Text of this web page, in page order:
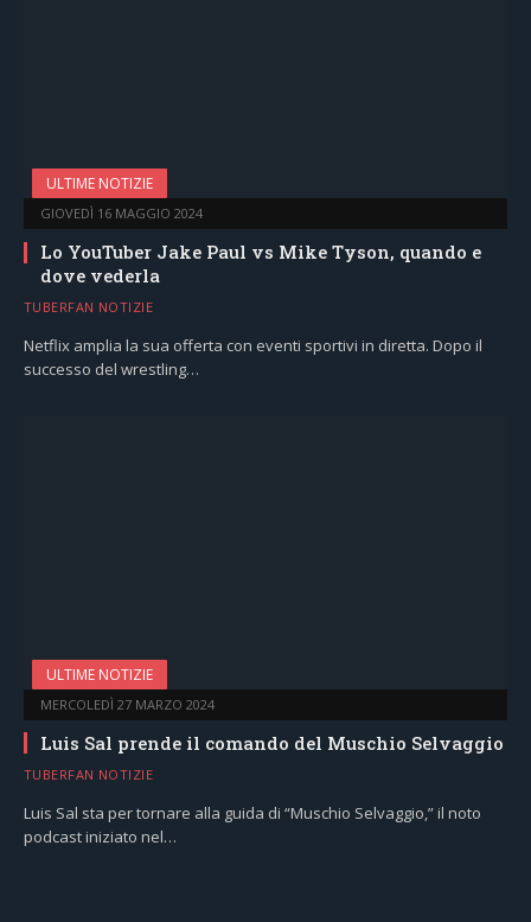
ULTIME NOTIZIE
GIOVEDÌ 16 MAGGIO 2024
Lo YouTuber Jake Paul vs Mike Tyson, quando e
dove vederla
TUBERFAN NOTIZIE
Netflix amplia la sua offerta con eventi sportivi in diretta. Dopo il
successo del wrestling…
ULTIME NOTIZIE
MERCOLEDÌ 27 MARZO 2024
Luis Sal prende il comando del Muschio Selvaggio
TUBERFAN NOTIZIE
Luis Sal sta per tornare alla guida di “Muschio Selvaggio,” il noto
podcast iniziato nel…